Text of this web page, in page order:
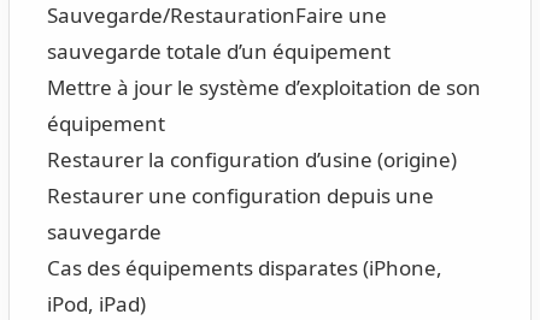
Sauvegarde/RestaurationFaire une
sauvegarde totale d’un équipement
Mettre à jour le système d’exploitation de son
équipement
Restaurer la configuration d’usine (origine)
Restaurer une configuration depuis une
sauvegarde
Cas des équipements disparates (iPhone,
iPod, iPad)